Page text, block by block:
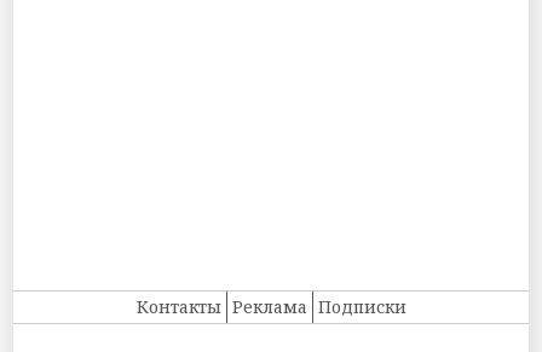
Контакты Реклама Подписки